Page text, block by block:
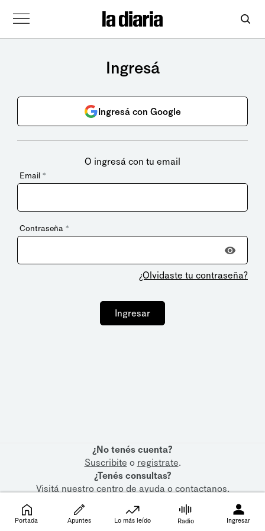
Ingresá
Ingresá con Google
O ingresá con tu email
Email *
Contraseña *
¿Olvidaste tu contraseña?
Ingresar
¿No tenés cuenta?
Suscribite o registrate.
¿Tenés consultas?
Visitá nuestrocentro de ayudaocontactanos.
Portada Apuntes Lo más leído Radio Ingresar